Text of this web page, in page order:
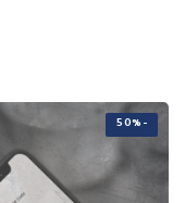
-50%